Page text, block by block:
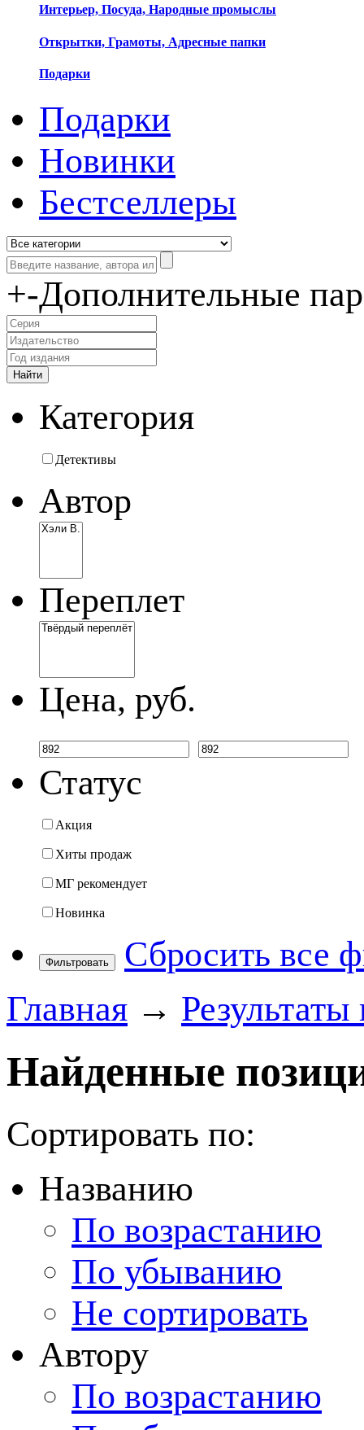
Интерьер, Посуда, Народные промыслы
Открытки, Грамоты, Адресные папки
Подарки
Подарки
Новинки
Бестселлеры
+-Дополнительные
Категория
Детективы
Автор
Переплет
Цена, руб.
Статус
Акция
Хиты продаж
МГ рекомендует
Новинка
Фильтровать
Сбросить все
Главная →
Найденные
Сортировать по:
Названию
По возрастанию
По убыванию
Не сортировать
Автору
По возрастанию